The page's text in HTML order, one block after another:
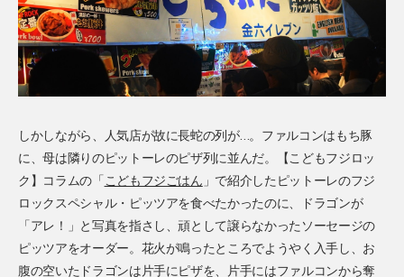
しかしながら、人気店が故に長蛇の列が…。ファルコンはもち豚
に、母は隣りのピットーレのピザ列に並んだ。【こどもフジロッ
ク】コラムの「こどもフジごはん 」で紹介したピットーレのフジ
ロックスペシャル・ピッツアを食べたかったのに、ドラゴンが
「アレ！」と写真を指さし、頑として譲らなかったソーセージの
ピッツアをオーダー。花火が鳴ったところでようやく入手し、お
腹の空いたドラゴンは片手にピザを、片手にはファルコンから奪